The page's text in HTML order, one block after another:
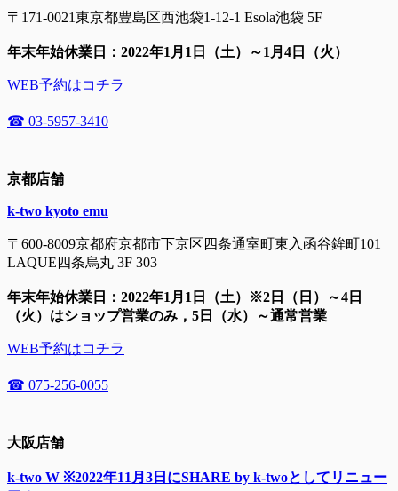
〒171-0021東京都豊島区西池袋1-12-1 Esola池袋 5F
年末年始休業日：2022年1月1日（土）～1月4日（火）
WEB予約はコチラ
☎ 03-5957-3410
京都店舗
k-two kyoto emu
〒600-8009京都府京都市下京区四条通室町東入函谷鉾町101
LAQUE四条烏丸 3F 303
年末年始休業日：2022年1月1日（土）※2日（日）～4日
（火）はショップ営業のみ，5日（水）～通常営業
WEB予約はコチラ
☎ 075-256-0055
大阪店舗
k-two W ※2022年11月3日にSHARE by k-twoとしてリニュー